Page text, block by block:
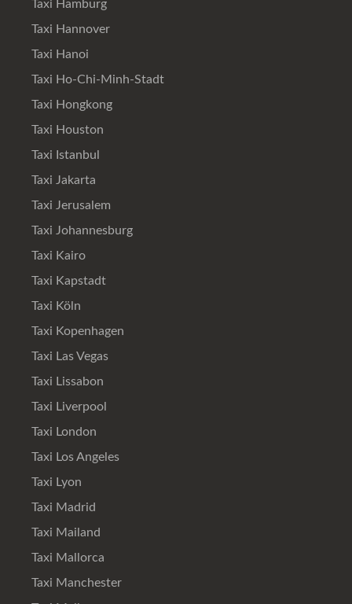
Taxi Hamburg
Taxi Hannover
Taxi Hanoi
Taxi Ho-Chi-Minh-Stadt
Taxi Hongkong
Taxi Houston
Taxi Istanbul
Taxi Jakarta
Taxi Jerusalem
Taxi Johannesburg
Taxi Kairo
Taxi Kapstadt
Taxi Köln
Taxi Kopenhagen
Taxi Las Vegas
Taxi Lissabon
Taxi Liverpool
Taxi London
Taxi Los Angeles
Taxi Lyon
Taxi Madrid
Taxi Mailand
Taxi Mallorca
Taxi Manchester